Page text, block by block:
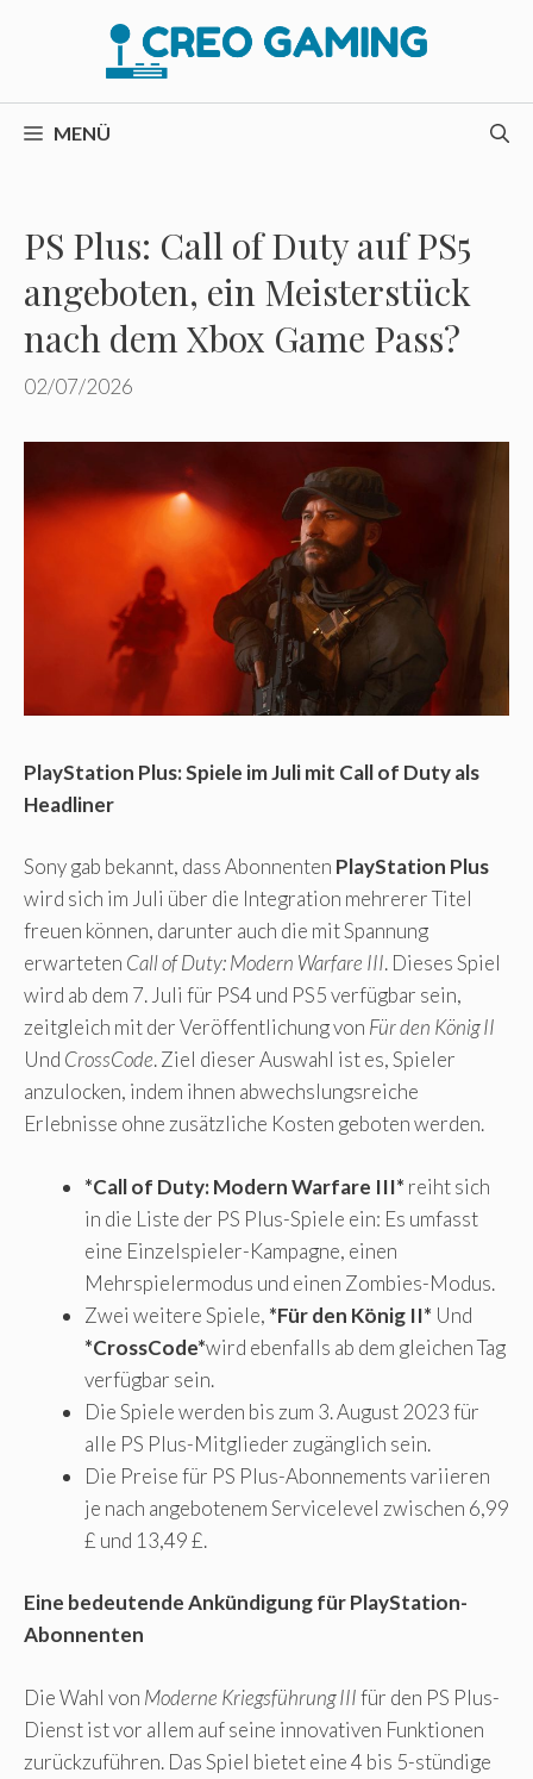
MENÜ
PS Plus: Call of Duty auf PS5
angeboten, ein Meisterstück
nach dem Xbox Game Pass?
02/07/2026
PlayStation Plus: Spiele im Juli mit Call of Duty als
Headliner
Sony gab bekannt, dass Abonnenten PlayStation Plus
wird sich im Juli über die Integration mehrerer Titel
freuen können, darunter auch die mit Spannung
erwarteten Call of Duty: Modern Warfare III. Dieses Spiel
wird ab dem 7. Juli für PS4 und PS5 verfügbar sein,
zeitgleich mit der Veröffentlichung von Für den König II
Und CrossCode. Ziel dieser Auswahl ist es, Spieler
anzulocken, indem ihnen abwechslungsreiche
Erlebnisse ohne zusätzliche Kosten geboten werden.
*Call of Duty: Modern Warfare III* reiht sich
in die Liste der PS Plus-Spiele ein: Es umfasst
eine Einzelspieler-Kampagne, einen
Mehrspielermodus und einen Zombies-Modus.
Zwei weitere Spiele, *Für den König II* Und
*CrossCode*wird ebenfalls ab dem gleichen Tag
verfügbar sein.
Die Spiele werden bis zum 3. August 2023 für
alle PS Plus-Mitglieder zugänglich sein.
Die Preise für PS Plus-Abonnements variieren
je nach angebotenem Servicelevel zwischen 6,99
£ und 13,49 £.
Eine bedeutende Ankündigung für PlayStation-
Abonnenten
Die Wahl von Moderne Kriegsführung IIIfür den PS Plus-
Dienst ist vor allem auf seine innovativen Funktionen
zurückzuführen. Das Spiel bietet eine 4 bis 5-stündige